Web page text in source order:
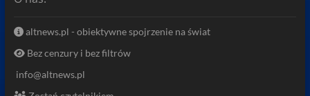
altnews.pl - obiektywne spojrzenie na świat
Bez cenzury i bez filtrów
info@altnews.pl